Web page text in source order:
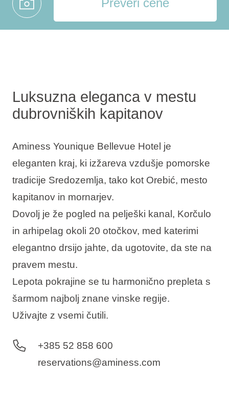
Preveri cene
Luksuzna eleganca v mestu
dubrovniških kapitanov
Aminess Younique Bellevue Hotel je
eleganten kraj, ki izžareva vzdušje pomorske
tradicije Sredozemlja, tako kot Orebić, mesto
kapitanov in mornarjev.
Dovolj je že pogled na pelješki kanal, Korčulo
in arhipelag okoli 20 otočkov, med katerimi
elegantno drsijo jahte, da ugotovite, da ste na
pravem mestu.
Lepota pokrajine se tu harmonično prepleta s
šarmom najbolj znane vinske regije.
Uživajte z vsemi čutili.
+385 52 858 600
reservations@aminess.com